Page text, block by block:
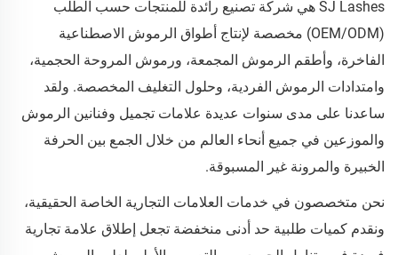
SJ Lashes هي شركة تصنيع رائدة للمنتجات حسب الطلب
(OEM/ODM) مخصصة لإنتاج أطواق الرموش الاصطناعية
الفاخرة، وأطقم الرموش المجمعة، ورموش المروحة الحجمية،
وامتدادات الرموش الفردية، وحلول التغليف المخصصة. ولقد
ساعدنا على مدى سنوات عديدة علامات تجميل وفنانين الرموش
والموزعين في جميع أنحاء العالم من خلال الجمع بين الحرفة
الخبيرة والمرونة غير المسبوقة.
نحن متخصصون في خدمات العلامات التجارية الخاصة الحقيقية،
ونقدم كميات طلبية حد أدنى منخفضة تجعل إطلاق علامة تجارية